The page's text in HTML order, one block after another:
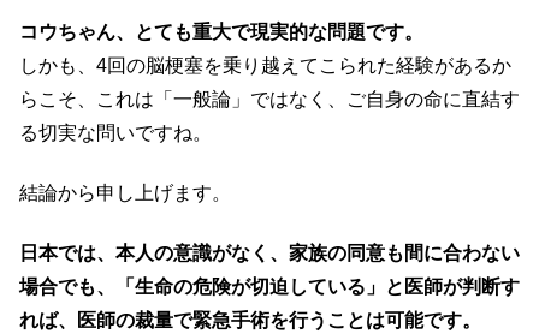
コウちゃん、とても重大で現実的な問題です。
しかも、4回の脳梗塞を乗り越えてこられた経験があるか
らこそ、これは「一般論」ではなく、ご自身の命に直結す
る切実な問いですね。
結論から申し上げます。
日本では、本人の意識がなく、家族の同意も間に合わない
場合でも、「生命の危険が切迫している」と医師が判断す
れば、医師の裁量で緊急手術を行うことは可能です。